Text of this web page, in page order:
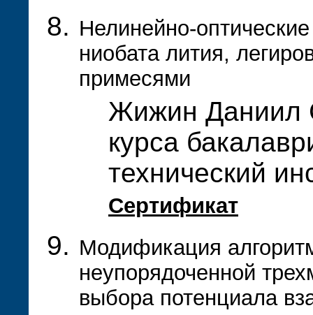
Нелинейно-
ниобата лития,
примесями
Жижин Даниил
курса
технический
Сертификат
Модификация
неупорядоченной
выбора потенциала